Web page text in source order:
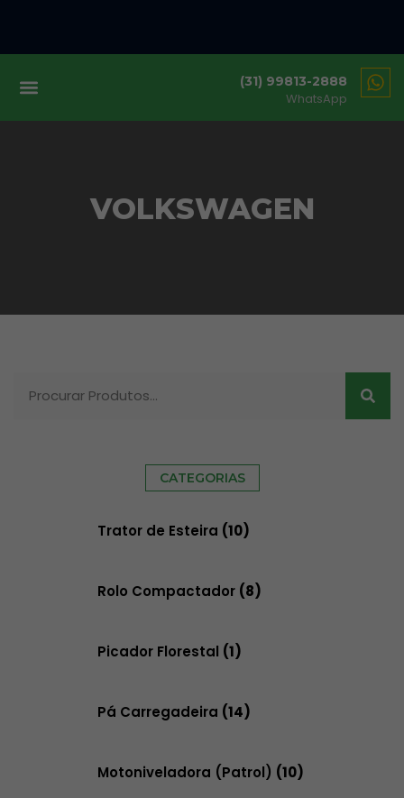
(31) 99813-2888
WhatsApp
VOLKSWAGEN
CATEGORIAS
Trator de Esteira (10)
Rolo Compactador (8)
Picador Florestal (1)
Pá Carregadeira (14)
Motoniveladora (Patrol) (10)